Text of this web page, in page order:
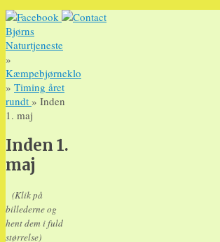
Bjørns
Naturtjeneste
»
Kæmpebjørneklo
» Timing året
rundt » Inden
1. maj
Inden 1.
maj
(Klik på
billederne og
hent dem i fuld
størrelse)